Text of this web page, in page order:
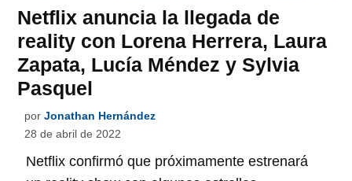
Netflix anuncia la llegada de
reality con Lorena Herrera, Laura
Zapata, Lucía Méndez y Sylvia
Pasquel
por Jonathan Hernández
28 de abril de 2022
Netflix confirmó que próximamente estrenará